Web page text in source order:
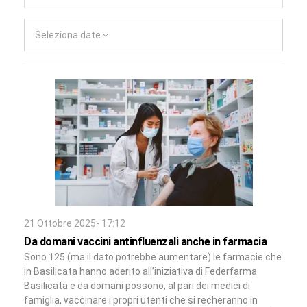
Seleziona date
21 Ottobre 2025- 17:12
Da domani vaccini antinfluenzali anche in farmacia
Sono 125 (ma il dato potrebbe aumentare) le farmacie che
in Basilicata hanno aderito all’iniziativa di Federfarma
Basilicata e da domani possono, al pari dei medici di
famiglia, vaccinare i propri utenti che si recheranno in